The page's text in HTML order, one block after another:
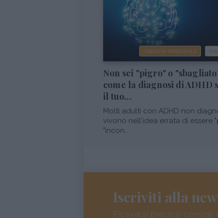
CRESCITA PERSONALE
Non sei "pigro" o
come la diagnosi di ADHD
il tuo...
Molti adulti con ADHD non
vivono nell'idea errata di essere
"incon...
Iscriviti alla
Riceverai preziosi